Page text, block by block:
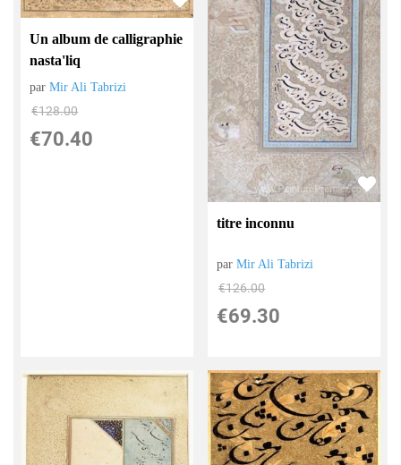
Un album de calligraphie
nasta'liq
parMir Ali Tabrizi
€128.00
€70.40
titre inconnu
parMir Ali Tabrizi
€126.00
€69.30